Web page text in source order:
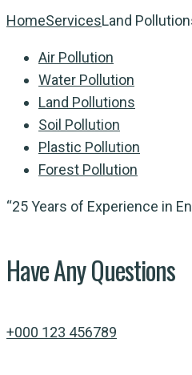
HomeServicesLand
Air Pollution
Water Pollution
Land Pollutions
Soil Pollution
Plastic Pollution
Forest Pollution
“25 Years of Experience in
Have Any Questions
+000 123 456789